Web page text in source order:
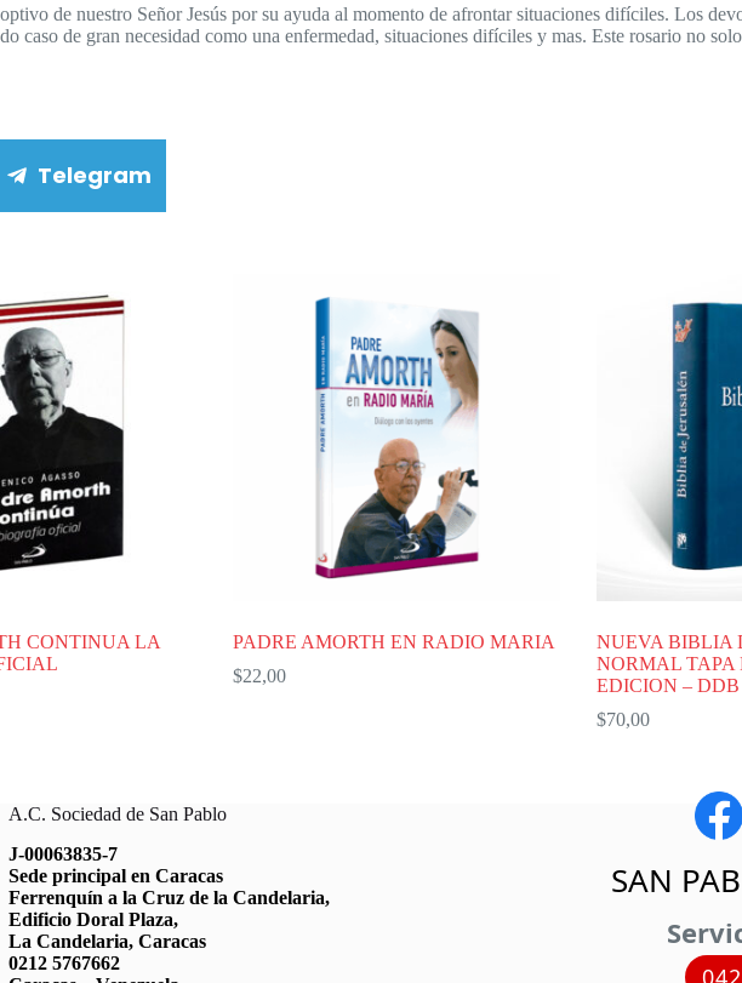
de nuestro Señor Jesús por su ayuda al momento de afrontar situaciones difíciles. Los
caso de gran necesidad como una enfermedad, situaciones difíciles y mas. Este rosario no
Telegram
CONTINUA LA
PADRE AMORTH EN RADIO MARIA
$22,00
NUEVA BIBLIA
NORMAL TAPA
EDICION – DDB
$70,00
A.C. Sociedad de San Pablo
J-00063835-7
Sede principal en Caracas
Ferrenquín a la Cruz de la Candelaria,
Edificio Doral Plaza,
La Candelaria, Caracas
0212 5767662
SAN